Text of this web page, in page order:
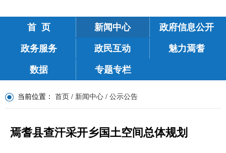
首 页 新闻中心 政府信息公开
政务服务 政民互动 魅力焉耆
数据 专题专栏
当前位置： 首页 / 新闻中心 / 公示公告
焉耆县查汗采开乡国土空间总体规划